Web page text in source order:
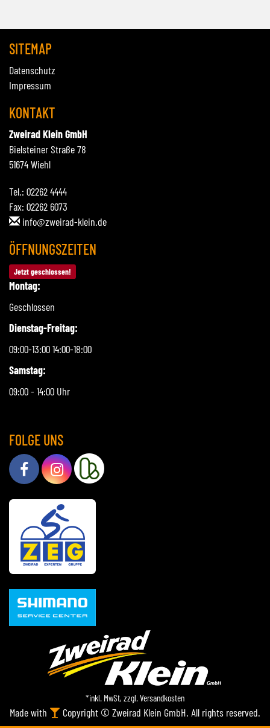
SITEMAP
Datenschutz
Impressum
KONTAKT
Zweirad Klein GmbH
Bielsteiner Straße 78
51674 Wiehl
Tel.: 02262 4444
Fax: 02262 6073
info@zweirad-klein.de
ÖFFNUNGSZEITEN
Jetzt geschlossen!
Montag:
Geschlossen
Dienstag-Freitag:
09:00-13:00 14:00-18:00
Samstag:
09:00 - 14:00 Uhr
FOLGE UNS
*inkl. MwSt, zzgl.Versandkosten
Made with Copyright © Zweirad Klein GmbH. All rights reserved.